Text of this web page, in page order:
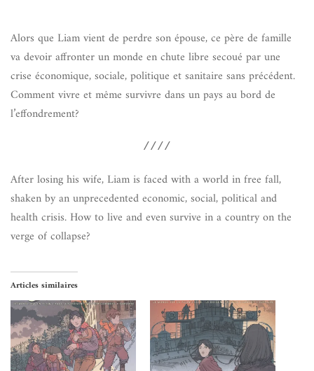
Alors que Liam vient de perdre son épouse, ce père de famille
va devoir affronter un monde en chute libre secoué par une
crise économique, sociale, politique et sanitaire sans précédent.
Comment vivre et même survivre dans un pays au bord de
l’effondrement?
////
After losing his wife, Liam is faced with a world in free fall,
shaken by an unprecedented economic, social, political and
health crisis. How to live and even survive in a country on the
verge of collapse?
Articles similaires